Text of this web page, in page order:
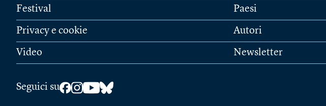
Festival
Privacy e cookie
Video
Paesi
Autori
Newsletter
Seguici su